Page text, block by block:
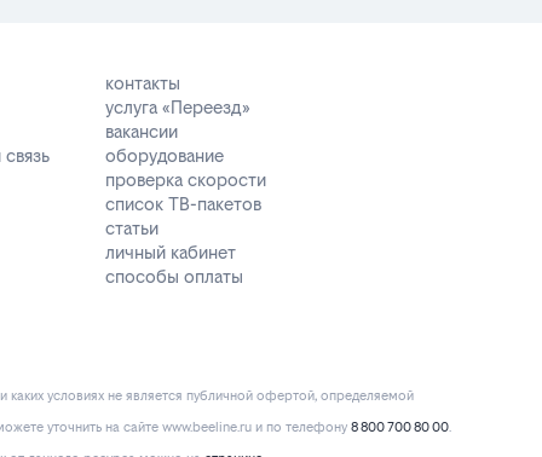
контакты
услуга «Переезд»
вакансии
оборудование
проверка скорости
список ТВ-пакетов
статьи
личный кабинет
способы оплаты
условиях не является публичной офертой, определяемой
уточнить на сайте www.beeline.ru и по телефону 8 800 700 80 00.